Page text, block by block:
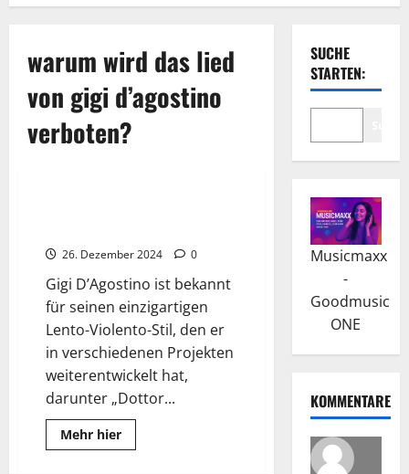
warum wird das lied
von gigi d’agostino
verboten?
26. Dezember 2024 0
Gigi D’Agostino ist bekannt
für seinen einzigartigen
Lento-Violento-Stil, den er
in verschiedenen Projekten
weiterentwickelt hat,
darunter „Dottor...
Mehr hierRead
more
SUCHE
STARTEN:
Musicmaxx
-
Goodmusic
ONE
KOMMENTARE